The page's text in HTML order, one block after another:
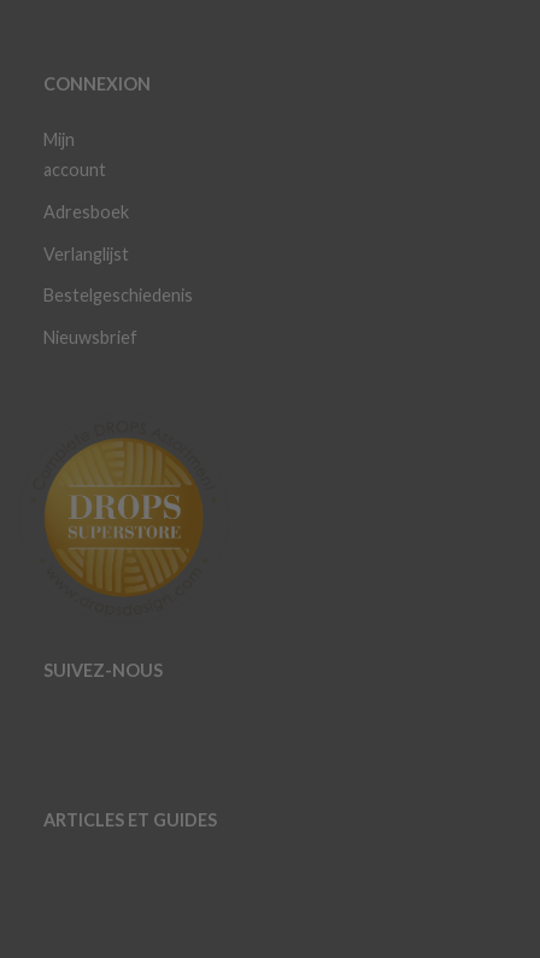
CONNEXION
Mijn
account
Adresboek
Verlanglijst
Bestelgeschiedenis
Nieuwsbrief
SUIVEZ-NOUS
ARTICLES ET GUIDES